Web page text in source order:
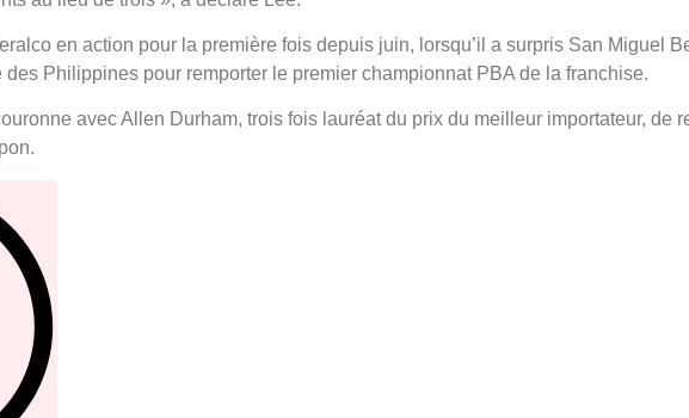
en action pour la première fois depuis juin, lorsqu’il a surpris San Miguel
des Philippines pour remporter le premier championnat PBA de la franchise.
avec Allen Durham, trois fois lauréat du prix du meilleur importateur, de